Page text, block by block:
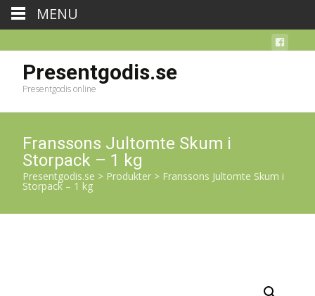
Presentgodis.se
Presentgodis online
Franssons Jultomte Skum i
Storpack – 1 kg
Presentgodis.se > Produkter > Franssons Jultomte Skum i
Storpack – 1 kg
MENU